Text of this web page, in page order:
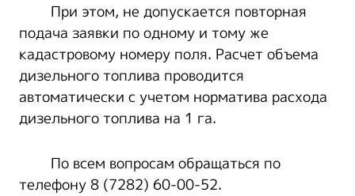
При этом, не допускается повторная
подача заявки по одному и тому же
кадастровому номеру поля. Расчет объема
дизельного топлива проводится
автоматически с учетом норматива расхода
дизельного топлива на 1 га.
По всем вопросам обращаться по
телефону 8 (7282) 60-00-52.